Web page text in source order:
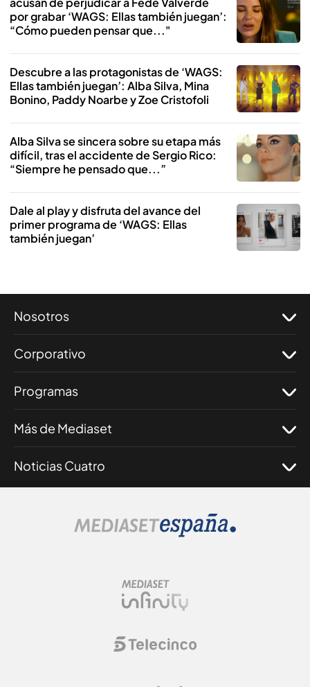
por grabar ‘WAGS: Ellas también juegan’:
“Cómo pueden pensar que..."
Descubre a las protagonistas de ‘WAGS:
Ellas también juegan’: Alba Silva, Mina
Bonino, Paddy Noarbe y Zoe Cristofoli
Alba Silva se sincera sobre su etapa más
difícil, tras el accidente de Sergio Rico:
“Siempre he pensado que...”
Dale al play y disfruta del avance del
primer programa de ‘WAGS: Ellas
también juegan’
Nosotros
Corporativo
Programas
Más de Mediaset
Noticias Cuatro